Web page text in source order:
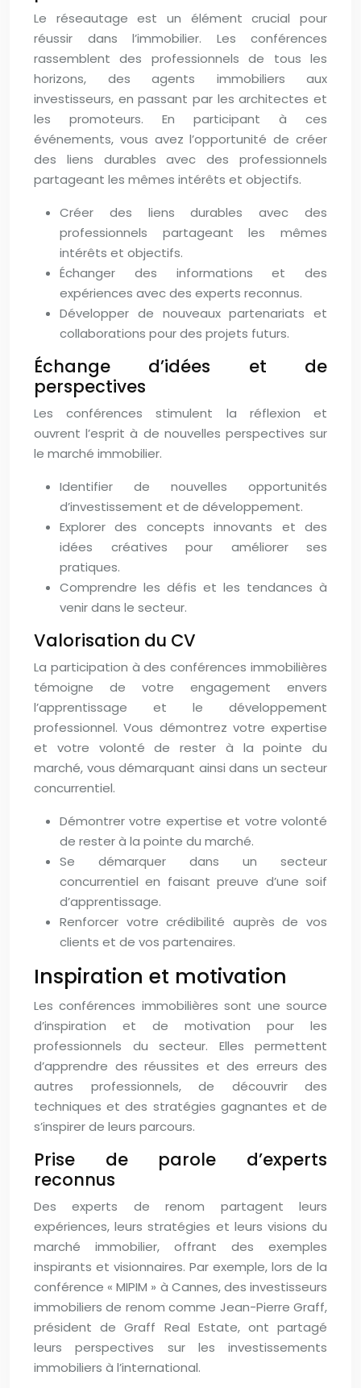
Le réseautage est un élément crucial pour
réussir dans l’immobilier. Les conférences
rassemblent des professionnels de tous les
horizons, des agents immobiliers aux
investisseurs, en passant par les architectes et
les promoteurs. En participant à ces
événements, vous avez l’opportunité de créer
des liens durables avec des professionnels
partageant les mêmes intérêts et objectifs.
Créer des liens durables avec des
professionnels partageant les mêmes
intérêts et objectifs.
Échanger des informations et des
expériences avec des experts reconnus.
Développer de nouveaux partenariats et
collaborations pour des projets futurs.
Échange d’idées et de
perspectives
Les conférences stimulent la réflexion et
ouvrent l’esprit à de nouvelles perspectives sur
le marché immobilier.
Identifier de nouvelles opportunités
d’investissement et de développement.
Explorer des concepts innovants et des
idées créatives pour améliorer ses
pratiques.
Comprendre les défis et les tendances à
venir dans le secteur.
Valorisation du CV
La participation à des conférences immobilières
témoigne de votre engagement envers
l’apprentissage et le développement
professionnel. Vous démontrez votre expertise
et votre volonté de rester à la pointe du
marché, vous démarquant ainsi dans un secteur
concurrentiel.
Démontrer votre expertise et votre volonté
de rester à la pointe du marché.
Se démarquer dans un secteur
concurrentiel en faisant preuve d’une soif
d’apprentissage.
Renforcer votre crédibilité auprès de vos
clients et de vos partenaires.
Inspiration et motivation
Les conférences immobilières sont une source
d’inspiration et de motivation pour les
professionnels du secteur. Elles permettent
d’apprendre des réussites et des erreurs des
autres professionnels, de découvrir des
techniques et des stratégies gagnantes et de
s’inspirer de leurs parcours.
Prise de parole d’experts
reconnus
Des experts de renom partagent leurs
expériences, leurs stratégies et leurs visions du
marché immobilier, offrant des exemples
inspirants et visionnaires. Par exemple, lors de la
conférence « MIPIM » à Cannes, des investisseurs
immobiliers de renom comme Jean-Pierre Graff,
président de Graff Real Estate, ont partagé
leurs perspectives sur les investissements
immobiliers à l’international.